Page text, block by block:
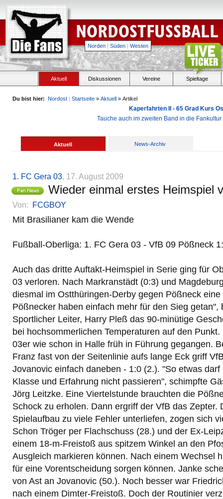
Norden | Süden | Westen
Aktuell Diskussionen Vereine Spieltage
Du bist hier: Nordost | Startseite » Aktuell » Artikel
Kaperfahrten II - 65 Grad Kurs
Tauche auch im zweiten Band in die
Aktuell News-Archiv
1. FC Gera 03, 17. August 2009
Wieder einmal erstes Heimspiel
Von: FCGBOY
Mit Brasilianer kam die Wende
Fußball-Oberliga: 1. FC Gera 03 - VfB 09 Pößneck
Auch das dritte Auftakt-Heimspiel in Serie ging für
03 verloren. Nach Markranstädt (0:3) und
diesmal im Ostthüringen-Derby gegen Pößneck
Pößnecker haben einfach mehr für den Sieg getan",
Sportlicher Leiter, Harry Pleß das 90-minütige
bei hochsommerlichen Temperaturen auf den
03er wie schon in Halle früh in Führung gegangen.
Franz fast von der Seitenlinie aufs lange Eck griff
Jovanovic einfach daneben - 1:0 (2.). "So etwas
Klasse und Erfahrung nicht passieren", schimpfte
Jörg Leitzke. Eine Viertelstunde brauchten die
Schock zu erholen. Dann ergriff der VfB das Zepter.
Spielaufbau zu viele Fehler unterliefen, zogen sich
Schon Tröger per Flachschuss (28.) und der Ex-
einem 18-m-Freistoß aus spitzem Winkel an den
Ausgleich markieren können. Nach einem Wechsel
für eine Vorentscheidung sorgen können. Janke
von Ast an Jovanovic (50.). Noch besser war
nach einem Dimter-Freistoß. Doch der Routinier